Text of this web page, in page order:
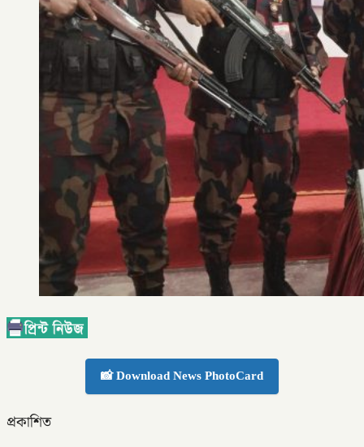
📸 Download News PhotoCard
প্রকাশিত